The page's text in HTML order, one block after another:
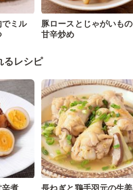
でミル
豚ロースとじゃがいもの
甘辛炒め
るレシピ
煮 長ねぎと鶏手羽元の生姜